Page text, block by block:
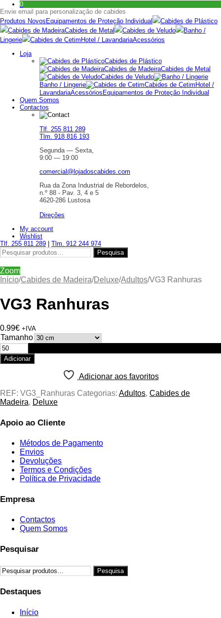
be
chosen
on
the
product
0
Envie email para personalização de cabides
Produtos Novos Equipamentos de Proteção Individual
Cabides de Plástico
Cabides de MadeiraCabides de Metal Cabides de Veludo
Banho /
Lingerie
Cabides de Cetim Hotel / LavandariaAcessórios
Loja
Cabides de Plástico
Cabides de MadeiraCabides de Metal
Cabides de Veludo
Banho / Lingerie
Cabides de Cetim Hotel /
LavandariaAcessórios Equipamentos de Proteção Individual
Quem Somos
Contactos
Tlf. 255 811 289
Tlm. 918 816 193
Segunda — Sexta,
9:00 — 19:00
comercial@lojadoscabides.com
Rua da Zona Industrial de Rebordelos,
n.º 88 - Pav. 3, 4 e 5
4620-286 Lustosa
Direções
My account
Wishlist
Tlf. 255 811 289
Tlm. 912 244 974
Pesquisar
por:
Pesquisa
Zoom
Início/Cabides de Madeira/Deluxe/Adultos/VG3 Ranhuras
VG3 Ranhuras
0.99€ +IVA
Tamanho
Quantidade
de
VG3
Adicionar
Adicionar aos favoritos
REF: VG3_Ranhuras Categorias: Adultos, Cabides de
Madeira, Deluxe
Apoio ao Cliente
Métodos de Pagamento
Envios
Devoluções
Termos e Condições
Política de Privacidade
Empresa
Contactos
Quem Somos
Pesquisar
Pesquisar
por:
Pesquisa
Destaques
Início